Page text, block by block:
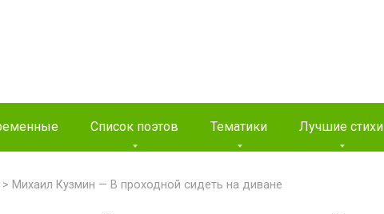
Список поэтов Тематики Лучшие стихи
> Михаил Кузмин — В проходной сидеть на диване